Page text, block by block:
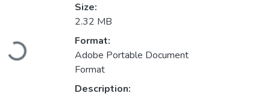
Loading...
Size:
2.32 MB
Format:
Adobe Portable Document
Format
Description: